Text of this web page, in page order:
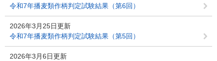
令和7年播麦類作柄判定試験結果（第6回）
2026年3月25日更新
令和7年播麦類作柄判定試験結果（第5回）
2026年3月6日更新